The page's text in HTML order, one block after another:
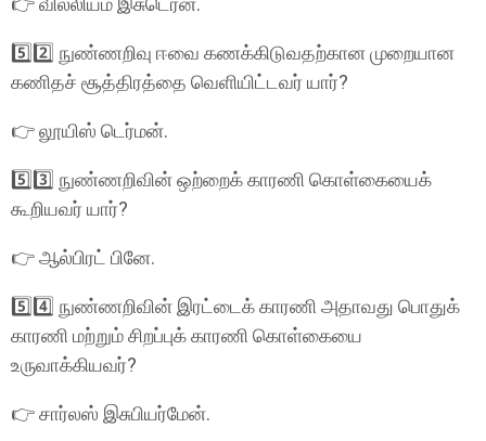
5️⃣2️⃣ நுண்ணறிவு ஈவை கணக்கிடுவதற்கான முறையான
கணிதச் சூத்திரத்தை வெளியிட்டவர் யார்?
👉 லூயிஸ் டெர்மன்.
5️⃣3️⃣ நுண்ணறிவின் ஒற்றைக் காரணி கொள்கையைக்
கூறியவர் யார்?
👉 ஆல்பிரட் பினே.
5️⃣4️⃣ நுண்ணறிவின் இரட்டைக் காரணி அதாவது பொதுக்
காரணி மற்றும் சிறப்புக் காரணி கொள்கையை
உருவாக்கியவர்?
👉 சார்லஸ் இசுபியர்மேன்.